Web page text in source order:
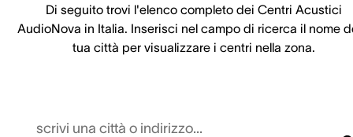
Di seguito trovi l'elenco completo dei Centri Acustici
AudioNova in Italia. Inserisci nel campo di ricerca il nome
tua città per visualizzare i centri nella zona.
scrivi una città o indirizzo...